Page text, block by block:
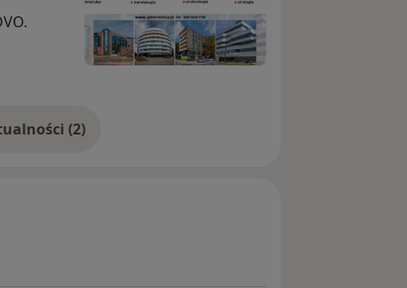
Pokaż więcej aktualności (2)